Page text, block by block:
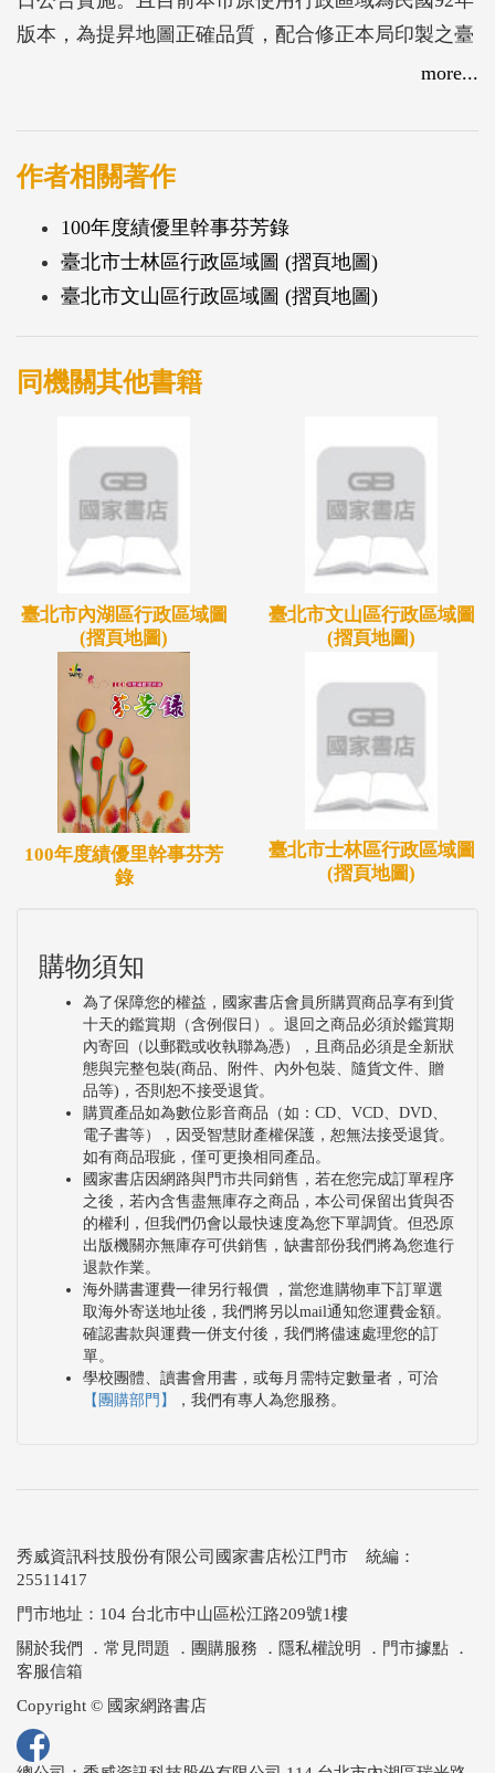
版本，為提昇地圖正確品質，配合修正本局印製之臺
北市全市及各區行政區域圖，以便於相關機關及市民
政策宣達並使市民瞭解行政區域歷史沿革，需於圖內
增加本次里調整後最新里界圖、鄰里公園、區民活動
區戶數、人口數等相關資料（印製圖例如民國92年臺
北市行政區域圖），俾使本圖更具參考價值。
more...
作者相關著作
100年度績優里幹事芬芳錄
臺北市士林區行政區域圖 (摺頁地圖)
臺北市文山區行政區域圖 (摺頁地圖)
同機關其他書籍
臺北市內湖區行政區域圖
(摺頁地圖)
臺北市文山區行政區域圖
(摺頁地圖)
100年度績優里幹事芬芳
錄
臺北市士林區行政區域圖
(摺頁地圖)
購物須知
為了保障您的權益，國家書店會員所購買商品享有到貨
十天的鑑賞期（含例假日）。退回之商品必須於鑑賞期
內寄回（以郵戳或收執聯為憑），且商品必須是全新狀
態與完整包裝(商品、附件、內外包裝、隨貨文件、贈
品等)，否則恕不接受退貨。
購買產品如為數位影音商品（如：CD、VCD、DVD、
電子書等），因受智慧財產權保護，恕無法接受退貨。
如有商品瑕疵，僅可更換相同產品。
國家書店因網路與門市共同銷售，若在您完成訂單程序
之後，若內含售盡無庫存之商品，本公司保留出貨與否
的權利，但我們仍會以最快速度為您下單調貨。但恐原
出版機關亦無庫存可供銷售，缺書部份我們將為您進行
退款作業。
海外購書運費一律另行報價 ，當您進購物車下訂單選
取海外寄送地址後，我們將另以mail通知您運費金額。
確認書款與運費一併支付後，我們將儘速處理您的訂
單。
學校團體、讀書會用書，或每月需特定數量者，可洽
【團購部門】
，我們有專人為您服務。
秀威資訊科技股份有限公司國家書店松江門市 統編：
25511417
門市地址：104 台北市中山區松江路209號1樓
關於我們 ． 常見問題 ． 團購服務 ． 隱私權說明 ． 門市據點 ．
客服信箱
Copyright © 國家網路書店